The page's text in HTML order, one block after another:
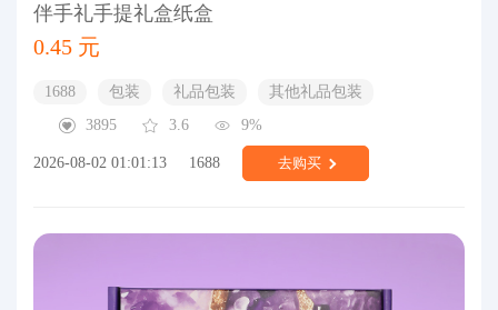
伴手礼手提礼盒纸盒
0.45 元
1688 包装 礼品包装
其他礼品包装
3895
3.6 9%
2026-08-02 01:01:13 1688 去购买